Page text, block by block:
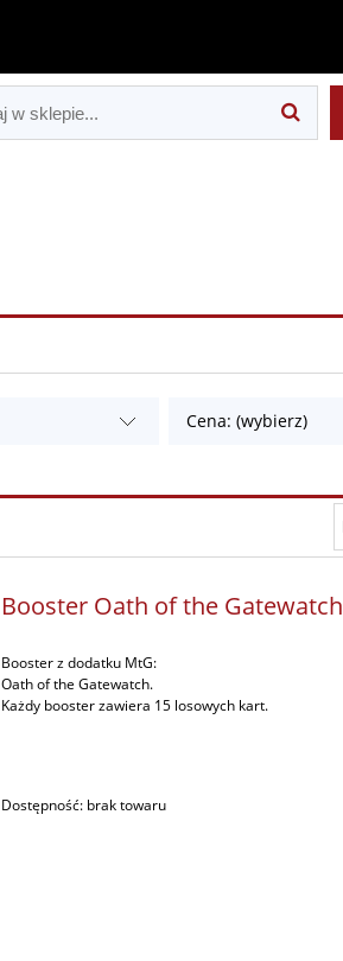
Cena: (wybierz)
Booster Oath of the Gatewatch
Booster z dodatku MtG:
Oath of the Gatewatch.
Każdy booster zawiera 15 losowych kart.
Dostępność: brak towaru